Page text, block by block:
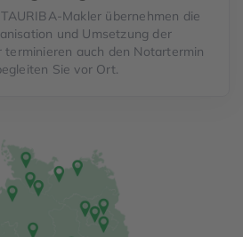
Makler übernehmen die
und Umsetzung der
auch den Notartermin
Sie vor Ort.